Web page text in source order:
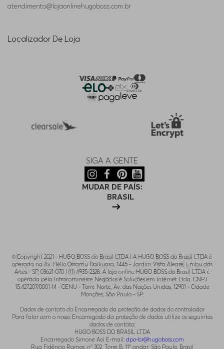
atendimento@lojaonlinehugoboss.com.br
Localizador De Loja
SIGA A GENTE
MUDAR DE PAÍS:
BRASIL
© Copyright 2021 - HUGO BOSS do Brasil LTDA | A HUGO BOSS do Brasil LTDA é
operada na Av. Hélio Ossamu Daikuara, 1445 - Jardim Vista Alegre, Embu das
Artes - SP, 03621-070 | (11) 4935-2328. A loja online HUGO BOSS do Brasil LTDA é
operada pela Infracommerce Negócios e Soluções em Internet Ltda. CNPJ
15.427.207/0001-14 - CENU - Torre Norte, Av. das Nações Unidas, 12901 - Cidade
Monções, São Paulo - SP.
.
Dados de contato do Encarregado da proteção de dados do controlador
Para falar com o nosso Encarregado da proteção de dados utilize os seguintes
dados de contato:
HUGO BOSS DO BRASIL LTDA
Encarregado Simone Aoi E-mail: dpo-br@hugoboss.com
Rua Fidêncio Ramos, n° 302, Torre B, 11° andar, São Paulo, Brasil